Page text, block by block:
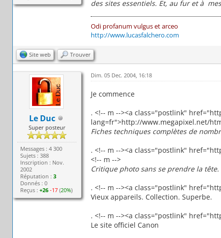
des sites essentiels. Et, au fur et à
Odi profanum vulgus et arceo
http://www.lucasfalchero.com
Site web Trouver
Le Duc
Super posteur
Messages : 4 300
Sujets : 388
Inscription : Nov.
2002
Réputation :3
Donnés : 0
Reçus :+26 -17 (20%)
Dim. 05 Dec. 2004, 16:18
Je commence
. <!-- m --><a class="postlink"
lang=fr">http://www.megapixel.net/
Fiches techniques complètes de
. <!-- m --><a class="postlink"
<!-- m -->
Critique photo sans se prendre la tête.
. <!-- m --><a class="postlink"
Vieux appareils. Collection. Superbe.
. <!-- m --><a class="postlink"
Le site officiel Canon